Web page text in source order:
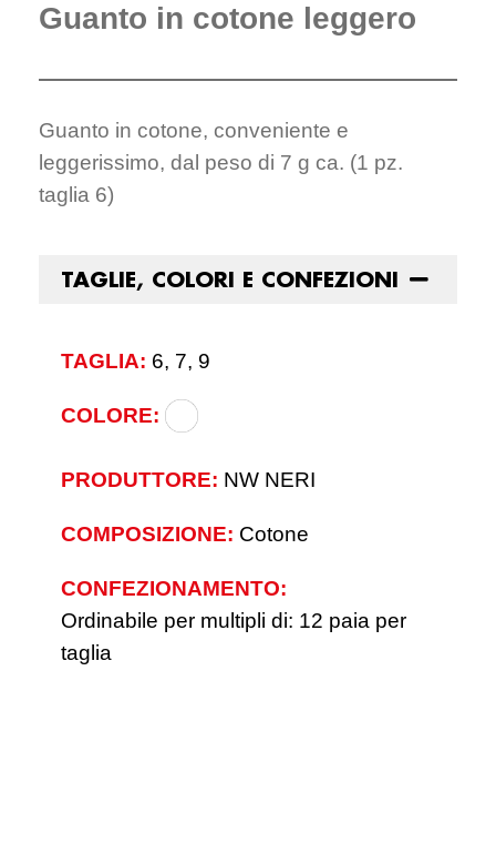
Guanto in cotone leggero
Guanto in cotone, conveniente e
leggerissimo, dal peso di 7 g ca. (1 pz.
taglia 6)
TAGLIE, COLORI E CONFEZIONI
TAGLIA: 6, 7, 9
COLORE:
PRODUTTORE: NW NERI
COMPOSIZIONE: Cotone
CONFEZIONAMENTO:
Ordinabile per multipli di: 12 paia per
taglia